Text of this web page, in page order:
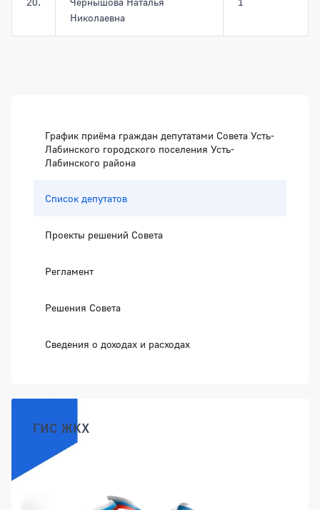
Николаевна
График приёма граждан депутатами Совета Усть-
Лабинского городского поселения Усть-
Лабинского района
Список депутатов
Проекты решений Совета
Регламент
Решения Совета
Сведения о доходах и расходах
ГИС ЖКХ